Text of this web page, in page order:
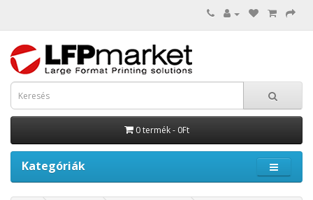
0 termék - 0Ft
Kategóriák